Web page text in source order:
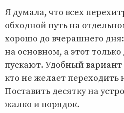
Я думала, что всех
обходной путь на
хорошо до вчерашнего дня:
на основном, а этот только
пускают. Удобный вариант
кто не желает переходить
Поставить десятку на
жалко и порядок.